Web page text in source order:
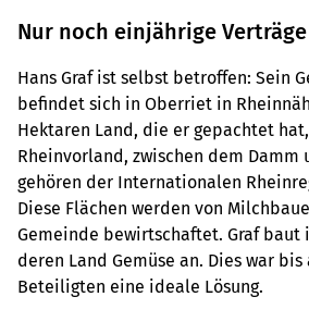
Nur noch einjährige Verträge
Hans Graf ist selbst betroffen: Sein
befindet sich in Oberriet in
Hektaren Land, die er gepachtet
Rheinvorland, zwischen dem Damm
gehören der Internationalen
Diese Flächen werden von
Gemeinde bewirtschaftet. Graf baut
deren Land Gemüse an. Dies war
Beteiligten eine ideale Lösung.